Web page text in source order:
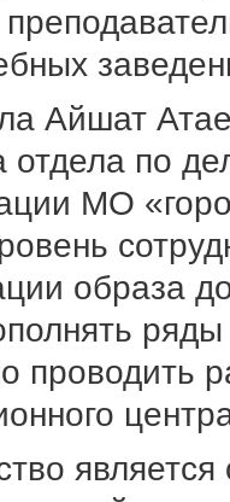
Айшат
отдела по
МО
образа
проводить